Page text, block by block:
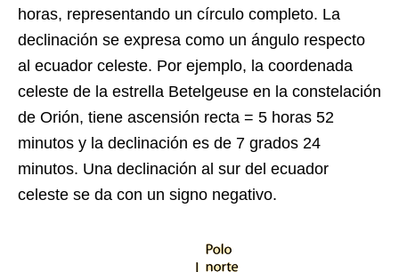
horas, representando un círculo completo. La
declinación se expresa como un ángulo respecto
al ecuador celeste. Por ejemplo, la coordenada
celeste de la estrella Betelgeuse en la constelación
de Orión, tiene ascensión recta = 5 horas 52
minutos y la declinación es de 7 grados 24
minutos. Una declinación al sur del ecuador
celeste se da con un signo negativo.